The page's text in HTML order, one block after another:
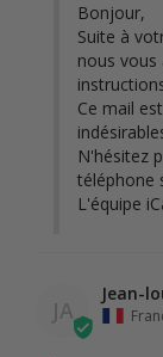
Bonjour,
Suite à
nous vous
Ce mail
N'hésitez
téléphone
L'équipe
JA
Jean-